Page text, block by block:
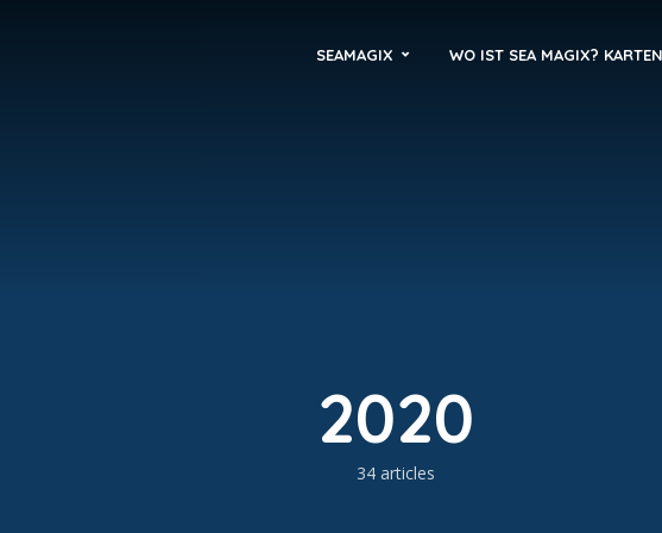
SEAMAGIX WO IST SEA MAGIX? KARTEN
2020
34 articles